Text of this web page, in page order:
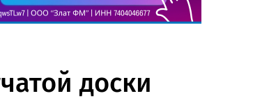
доски